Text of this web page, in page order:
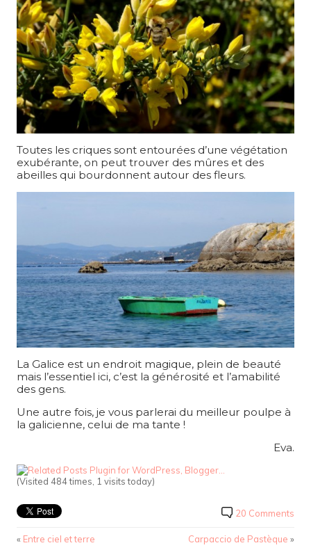
Toutes les criques sont entourées d’une végétation
exubérante, on peut trouver des mûres et des
abeilles qui bourdonnent autour des fleurs.
La Galice est un endroit magique, plein de beauté
mais l’essentiel ici, c’est la générosité et l’amabilité
des gens.
Une autre fois, je vous parlerai du meilleur poulpe à
la galicienne, celui de ma tante !
Eva.
(Visited 484 times, 1 visits today)
20 Comments
« Entre ciel et terre Carpaccio de Pastèque »